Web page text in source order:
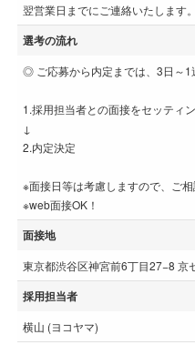
翌営業日までにご連絡いたします。
選考の流れ
◎ ご応募から内定までは、3日～
1.採用担当者との面接をセッティ
↓
2.内定決定
※面接日等は考慮しますので、ご相
※web面接OK！
面接地
東京都渋谷区神宮前6丁目27−8 京
採用担当者
横山 (ヨコヤマ)